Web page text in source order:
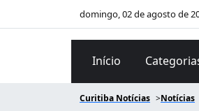
domingo, 02 de agosto de
Início
Curitiba Notícias Notícias